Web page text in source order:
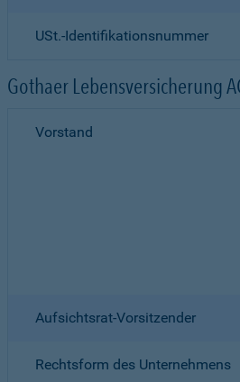
USt.-Identifikationsnummer
Gothaer Lebensversicherung
Vorstand
Aufsichtsrat-Vorsitzender
Rechtsform des Unternehmens